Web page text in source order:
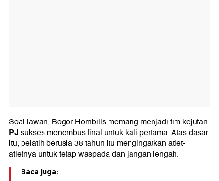
Soal lawan, Bogor Hornbills memang menjadi tim kejutan.
PJsukses menembus final untuk kali pertama. Atas dasar
itu, pelatih berusia 38 tahun itu mengingatkan atlet-
atletnya untuk tetap waspada dan jangan lengah.
Baca juga: